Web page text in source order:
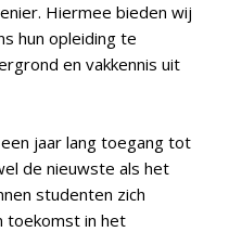
Hiermee bieden wij
hun opleiding te
en vakkennis uit
jaar lang toegang tot
de nieuwste als het
studenten zich
toekomst in het